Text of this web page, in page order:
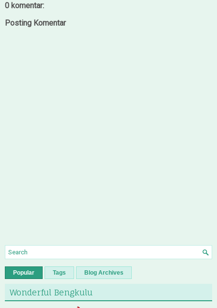
0 komentar:
Posting Komentar
Popular Tags Blog Archives
Wonderful Bengkulu